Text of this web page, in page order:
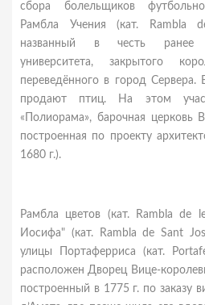
сбора болельщиков
Рамбла Учения (кат. Rambla
названный в честь ранее
университета, закрытого
переведённого в город Сервера.
продают птиц. На этом
«Полиорама», барочная церковь
построенная по проекту
1680 г.).
Рамбла цветов (кат. Rambla de
Иосифа" (кат. Rambla de Sant
улицы Портаферриса (кат.
расположен Дворец Вице-
построенный в 1775 г. по заказу